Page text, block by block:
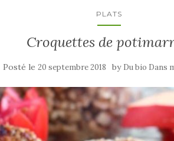
PLATS
Croquettes de
Posté le20 septembre 2018 by Du bio Dans